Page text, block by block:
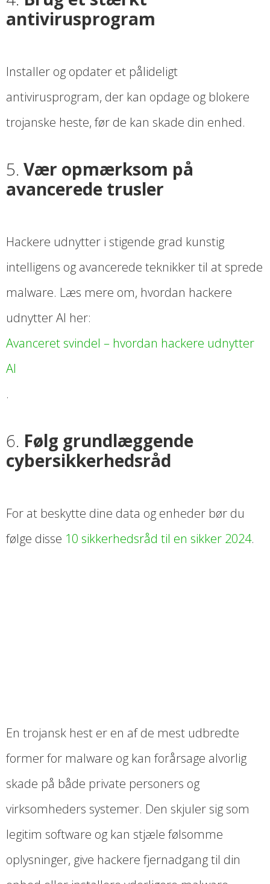
antivirusprogram
Installer og opdater et pålideligt
antivirusprogram, der kan opdage og blokere
trojanske heste, før de kan skade din enhed.
5. Vær opmærksom på
avancerede trusler
Hackere udnytter i stigende grad kunstig
intelligens og avancerede teknikker til at sprede
malware. Læs mere om, hvordan hackere
udnytter AI her:
Avanceret svindel – hvordan hackere udnytter
AI
.
6. Følg grundlæggende
cybersikkerhedsråd
For at beskytte dine data og enheder bør du
følge disse 10 sikkerhedsråd til en sikker 2024.
En trojansk hest er en af de mest udbredte
former for malware og kan forårsage alvorlig
skade på både private personers og
virksomheders systemer. Den skjuler sig som
legitim software og kan stjæle følsomme
oplysninger, give hackere fjernadgang til din